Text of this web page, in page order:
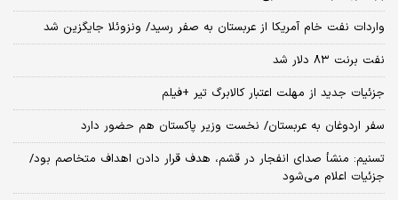
واردات نفت خام آمریکا از عربستان به صفر رسید/ ونزوئلا جایگزین شد
نفت برنت ۸۳ دلار شد
جزئیات جدید از مهلت اعتبار کالابرگ تیر +فیلم
سفر اردوغان به عربستان/ نخست وزیر پاکستان هم حضور دارد
تسنیم: منشأ صدای انفجار در قشم، هدف قرار دادن اهداف متخاصم بود/
جزئیات اعلام می‌شود